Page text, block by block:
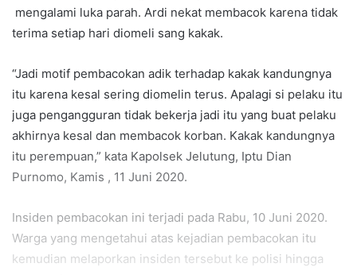
mengalami luka parah. Ardi nekat membacok karena tidak
terima setiap hari diomeli sang kakak.
“Jadi motif pembacokan adik terhadap kakak kandungnya
itu karena kesal sering diomelin terus. Apalagi si pelaku itu
juga pengangguran tidak bekerja jadi itu yang buat pelaku
akhirnya kesal dan membacok korban. Kakak kandungnya
itu perempuan,” kata Kapolsek Jelutung, Iptu Dian
Purnomo, Kamis , 11 Juni 2020.
Insiden pembacokan ini terjadi pada Rabu, 10 Juni 2020.
Warga yang mengetahui atas kejadian pembacokan itu
kemudian melaporkan insiden tersebut ke polisi hingga